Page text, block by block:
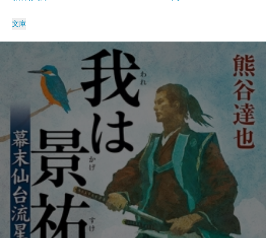
文庫